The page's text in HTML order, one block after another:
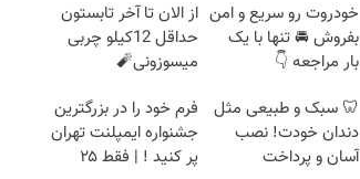
خودروت رو سریع و امن
بفروش 🚘 تنها با یک
بار مراجعه 👇
از الان تا آخر تابستون
حداقل 12کیلو چربی
میسوزونی🧨
🦷 سبک و طبیعی مثل
دندان خودت! نصب
آسان و پرداخت
فرم خود را در بزرگترین
جشنواره ایمپلنت تهران
پر کنید ! | فقط ۲۵